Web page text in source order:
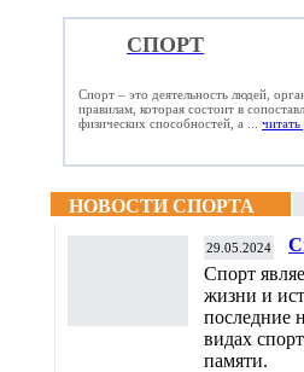
СПОРТ
Спорт – это деятельность людей,
правилам, которая состоит в
физических способностей, а ... читать
НОВОСТИ СПОРТА
29.05.2024
Спорт
жизни и
последние
видах
памяти.